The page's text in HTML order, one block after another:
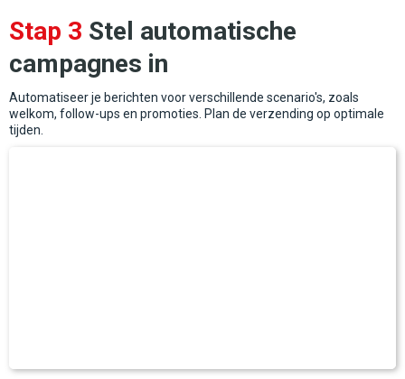
Stap 3 Stel automatische
campagnes in
Automatiseer je berichten voor verschillende scenario's, zoals
welkom, follow-ups en promoties. Plan de verzending op optimale
tijden.